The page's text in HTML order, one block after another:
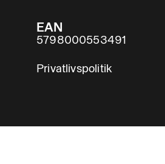
EAN
5798000553491
Privatlivspolitik